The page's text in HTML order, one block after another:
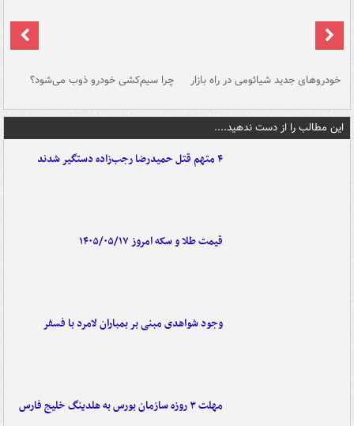
خودروهای جدید شیائومی در راه بازار چرا سیم‌کشی خودرو ذوب می‌شود؟
این مطالب را از دست ندهید....
۴ متهم قتل حمیدرضا رجب‌زاده دستگیر شدند
قیمت طلا و سکه امروز ۱۴۰۵/۰۵/۱۷
وجود شواهدی مبنی بر بمباران لامرد با فسفر
مهلت ۳ روزه سازمان بورس به هلدینگ خلیج فارس